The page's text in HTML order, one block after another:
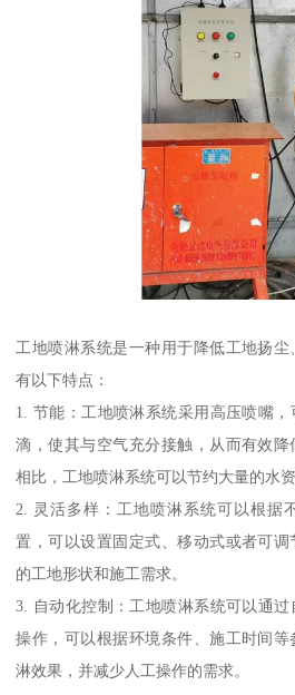
工地喷淋系统是一种用于降低工地扬
有以下特点：
1. 节能：工地喷淋系统采用高压喷嘴
滴，使其与空气充分接触，从而有效
相比，工地喷淋系统可以节约大量的水资
2. 灵活多样：工地喷淋系统可以根据
置，可以设置固定式、移动式或者可
的工地形状和施工需求。
3. 自动化控制：工地喷淋系统可以通
操作，可以根据环境条件、施工时间
淋效果，并减少人工操作的需求。